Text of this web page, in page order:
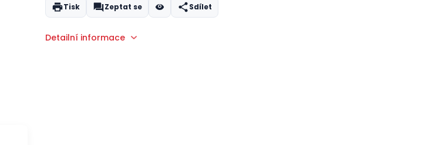
Tisk Zeptat se Sdílet
Detailní informace